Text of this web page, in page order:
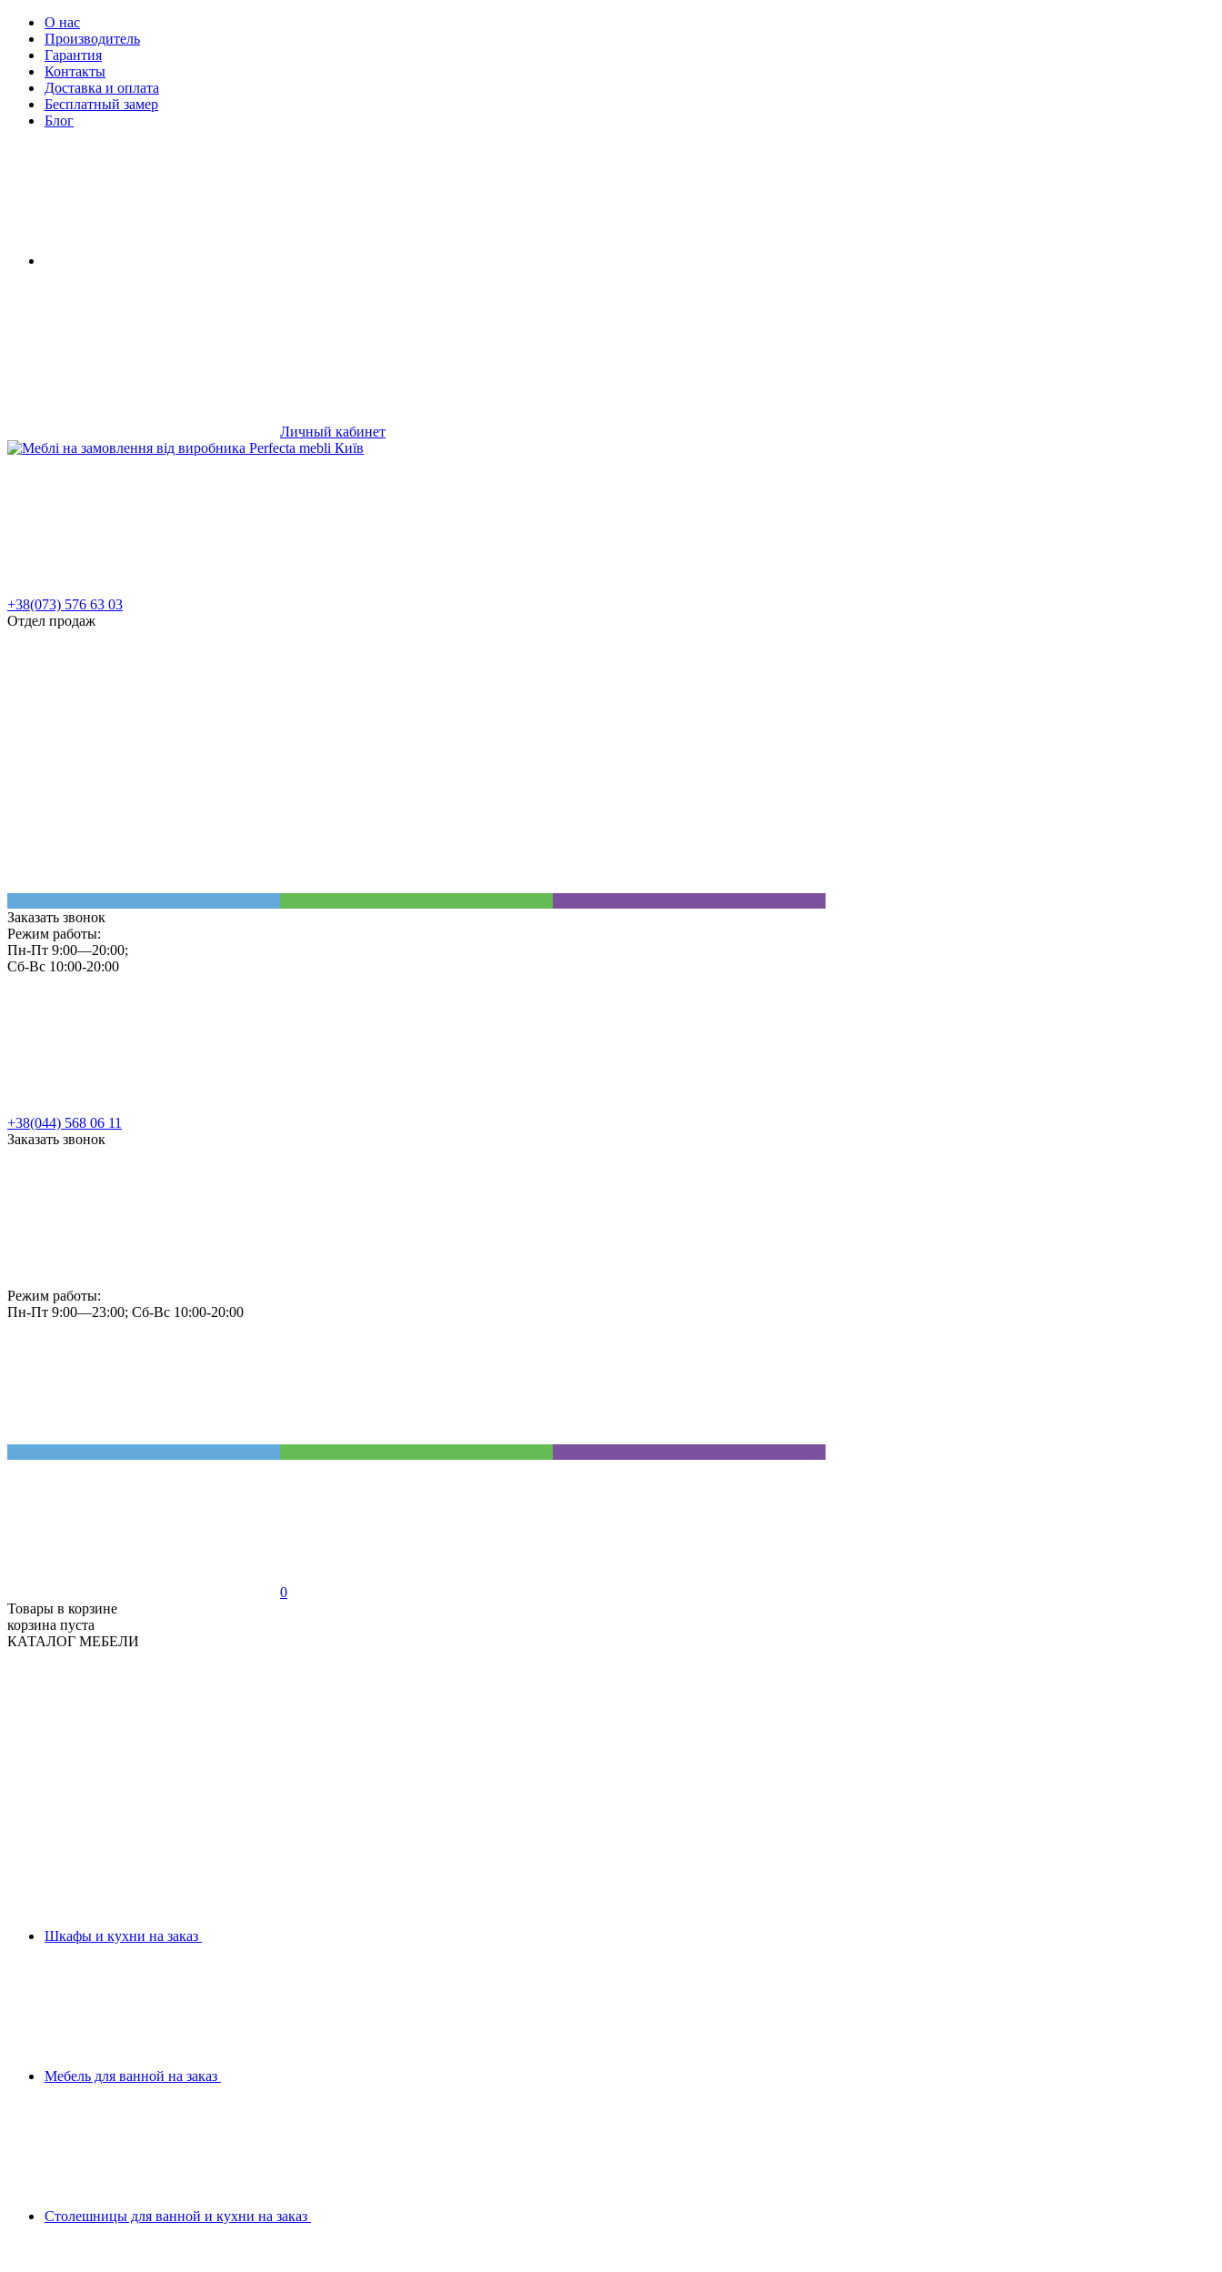
О нас
Производитель
Гарантия
Контакты
Доставка и оплата
Бесплатный замер
Блог
Личный кабинет
+38(073) 576 63 03
Отдел продаж
Заказать звонок
Режим работы:
Пн-Пт 9:00—20:00;
Сб-Вс 10:00-20:00
+38(044) 568 06 11
Заказать звонок
Режим работы:
Пн-Пт 9:00—23:00; Сб-Вс 10:00-20:00
0
Товары в корзине
корзина пуста
КАТАЛОГ МЕБЕЛИ
Шкафы и кухни на заказ
Мебель для ванной на заказ
Столешницы для ванной и кухни на заказ